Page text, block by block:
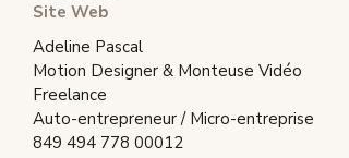
Site Web
Adeline Pascal
Motion Designer & Monteuse Vidéo
Freelance
Auto-entrepreneur / Micro-entreprise
849 494 778 00012